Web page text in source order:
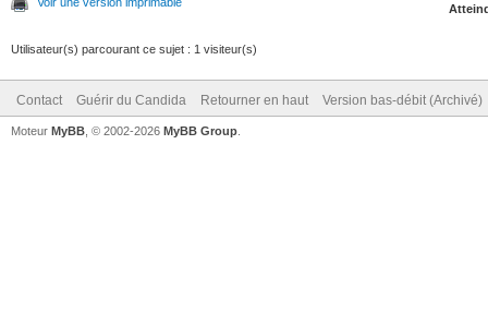
Utilisateur(s) parcourant ce sujet : 1 visiteur(s)
Contact Guérir du Candida Retourner en haut Version bas-débit (Archivé)
Moteur MyBB , © 2002-2026 MyBB Group